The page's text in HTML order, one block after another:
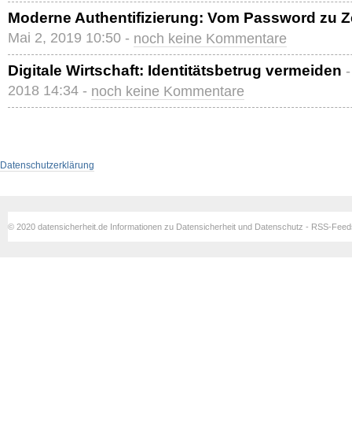
Moderne Authentifizierung: Vom Password zu
Mai 2, 2019 10:50 - noch keine Kommentare
Digitale Wirtschaft: Identitätsbetrug vermeiden
2018 14:34 - noch keine Kommentare
Datenschutzerklärung
© 2020 datensicherheit.de Informationen zu Datensicherheit und Datenschutz - RSS-